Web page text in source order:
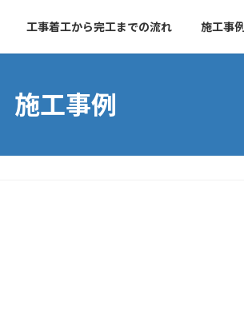
工事着工から完工までの流れ 施工事例
施工事例